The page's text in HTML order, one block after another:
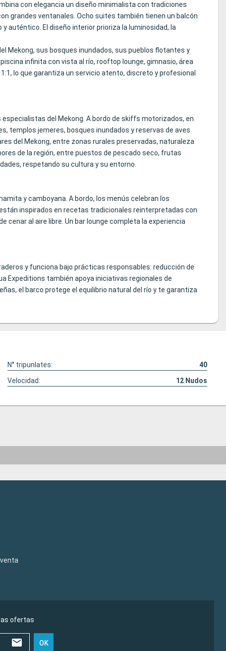
con elegancia un diseño minimalista con tradiciones
grandes ventanales. Ocho suites también tienen un balcón
auténtico. El diseño interior prioriza la luminosidad, la
Mekong, sus bosques inundados, sus pueblos flotantes y
infinita con vista al río, rooftop lounge, gimnasio, área
lo que garantiza un servicio atento, discreto y profesional
del Mekong. A bordo de skiffs motorizados, en
templos jemeres, bosques inundados y reservas de aves
del Mekong, entre zonas rurales preservadas, naturaleza
de la región, entre puestos de pescado seco, frutas
respetando su cultura y su entorno.
y camboyana. A bordo, los menús celebran los
inspirados en recetas tradicionales reinterpretadas con
al aire libre. Un bar lounge completa la experiencia
y funciona bajo prácticas responsables: reducción de
Expeditions también apoya iniciativas regionales de
el barco protege el equilibrio natural del río y te garantiza
N° tripunlates:
40
Velocidad: 12 Nudos
ofertas
OK